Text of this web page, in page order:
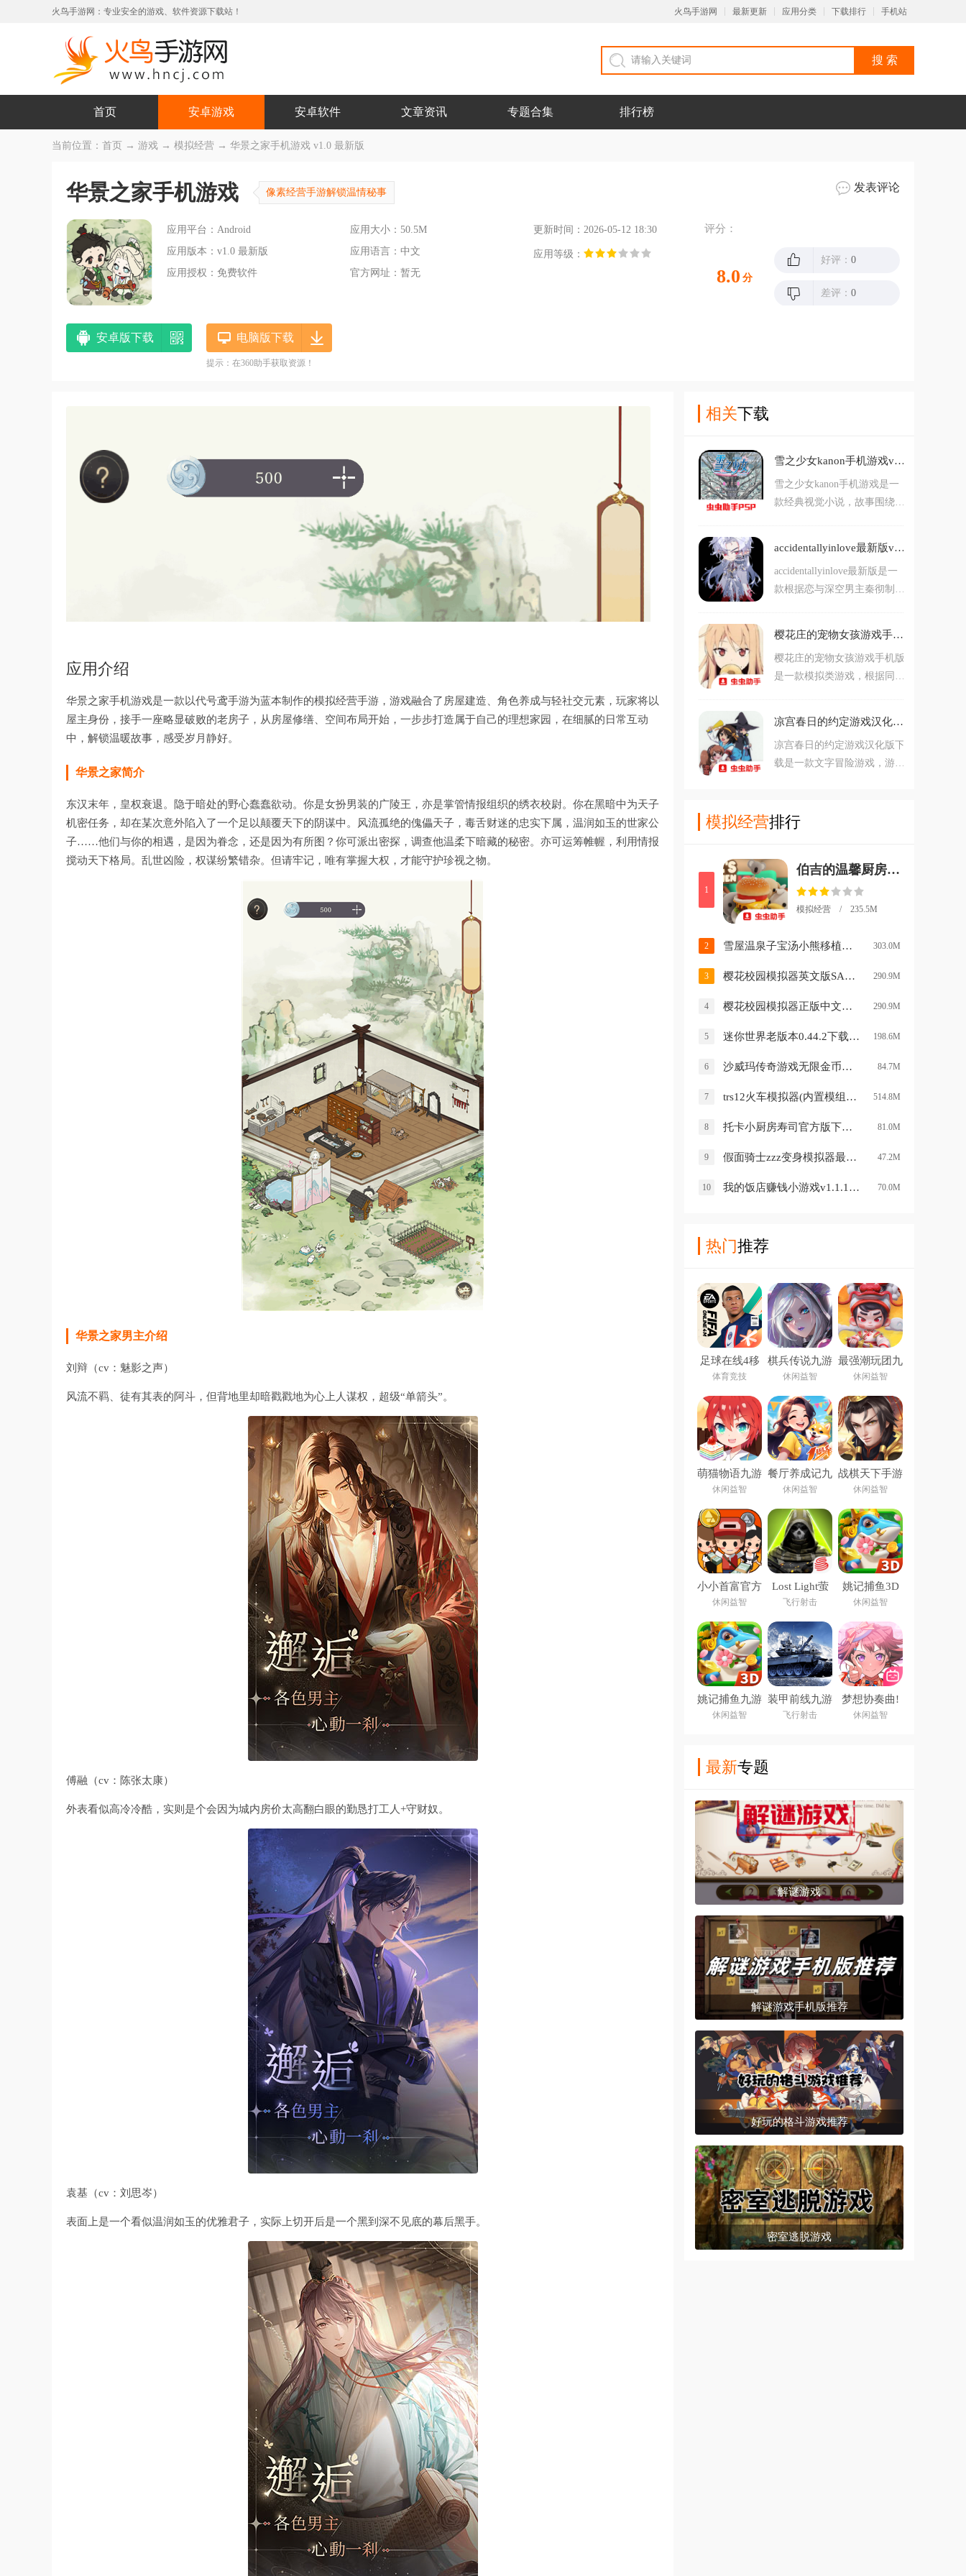
火鸟手游网：专业安全的游戏、软件资源下载站！ 火鸟手游网 最新更新 应用分类 下载排行 手机站
首页 安卓游戏 安卓软件 文章资讯 专题合集 排行榜
当前位置： 首页 → 游戏 → 模拟经营 → 华景之家手机游戏 v1.0 最新版
华景之家手机游戏 像素经营手游解锁温情秘事 发表评论
应用平台：Android 应用大小：50.5M
更新时间：2026-05-12 18:30
应用版本：v1.0 最新版
应用语言：中文
应用等级：
应用授权：免费软件
官方网址：暂无
评分：
8.0 分
好评： 0
差评： 0
安卓版下载 电脑版下载
提示：在360助手获取资源！
应用介绍
华景之家手机游戏是一款以代号鸢手游为蓝本制作的模拟经营手游，游戏融合了房屋建造、角色养成与轻社交元素，玩家将以
屋主身份，接手一座略显破败的老房子，从房屋修缮、空间布局开始，一步步打造属于自己的理想家园，在细腻的日常互动
中，解锁温暖故事，感受岁月静好。
华景之家简介
东汉末年，皇权衰退。隐于暗处的野心蠢蠢欲动。你是女扮男装的广陵王，亦是掌管情报组织的绣衣校尉。你在黑暗中为天子
机密任务，却在某次意外陷入了一个足以颠覆天下的阴谋中。风流孤绝的傀儡天子，毒舌财迷的忠实下属，温润如玉的世家公
子……他们与你的相遇，是因为眷念，还是因为有所图？你可派出密探，调查他温柔下暗藏的秘密。亦可运筹帷幄，利用情报
搅动天下格局。乱世凶险，权谋纷繁错杂。但请牢记，唯有掌握大权，才能守护珍视之物。
华景之家男主介绍
刘辩（cv：魅影之声）
风流不羁、徒有其表的阿斗，但背地里却暗戳戳地为心上人谋权，超级“单箭头”。
傅融（cv：陈张太康）
外表看似高冷冷酷，实则是个会因为城内房价太高翻白眼的勤恳打工人+守财奴。
袁基（cv：刘思岑）
表面上是一个看似温润如玉的优雅君子，实际上切开后是一个黑到深不见底的幕后黑手。
相关下载
雪之少女kanon手机游戏v2021.12.27.15 移植版
雪之少女kanon手机游戏是一
款经典视觉小说，故事围绕少
雪与多位少女，在皑皑白雪
中，被遗忘的过往逐渐浮现，
细腻勾勒出温暖又带着忧伤的
响故事的发展方向，可以达成
accidentallyinlove最新版v1.1 安卓版
accidentallyinlove最新版是一
款根据恋与深空男主秦彻制作
以第一视角，跟随女孩的脚
步，记录她与心动对象相处的
甜蜜日常，你醒来失去记忆，
并以 “恶魔” 身份与你缔结契
樱花庄的宠物女孩游戏手机版v2026.04.28.16 最新版
樱花庄的宠物女孩游戏手机版
是一款模拟类游戏，根据同名
浪猫入住聚集各类天才的樱花
庄。在这里，玩家要以制作人
身份，带领天才画家椎名真
在三个月内完成一款游戏制作
凉宫春日的约定游戏汉化版下载v2026.04.29.15 最新版
凉宫春日的约定游戏汉化版下
载是一款文字冒险游戏，游戏
内，从陷入创作瓶颈的日常逐
好感度，最终解锁凉宫、长
门、朝比奈、古泉等角色的11
种结局。
模拟经营排行
1
伯吉的温馨厨房中文版游戏v1.0 最新版
模拟经营 / 235.5M
2 雪屋温泉子宝汤小熊移植下载v1.0.8 手机版 303.0M
3 樱花校园模拟器英文版SAKURA SchoolSimulatorv1.041.11 安卓版 290.9M
4 樱花校园模拟器正版中文无广告版(SAKURA SchoolSimulator)v1.041.11 安卓版 290.9M
5 迷你世界老版本0.44.2下载安装v0.44.2 历史旧版 198.6M
6 沙威玛传奇游戏无限金币官方正版v1.0.30 最新版 84.7M
7 trs12火车模拟器(内置模组)(LXF模拟火车12)v1.3.9 最新版 514.8M
8 托卡小厨房寿司官方版下载v2.1 安卓版 81.0M
9 假面骑士zzz变身模拟器最新版(ZeZzCapsems SIM)v2.9.21 安卓版 47.2M
10 我的饭店赚钱小游戏v1.1.1 最新版 70.0M
热门推荐
足球在线4移
动版下载安装
(FIFA Online
4 M)
体育竞技
棋兵传说九游
版
休闲益智
最强潮玩团九
游版
休闲益智
萌猫物语九游
版
休闲益智
餐厅养成记九
游版
休闲益智
战棋天下手游
休闲益智
小小首富官方
版
休闲益智
Lost Light萤
火突击手游下
载国际服
飞行射击
姚记捕鱼3D
安卓版正版手
游
休闲益智
姚记捕鱼九游
账号登录版本
休闲益智
装甲前线九游
版
飞行射击
梦想协奏曲!
少女乐团派
对!九游版
休闲益智
最新专题
解谜游戏
解谜游戏手机版推荐
好玩的格斗游戏推荐
密室逃脱游戏